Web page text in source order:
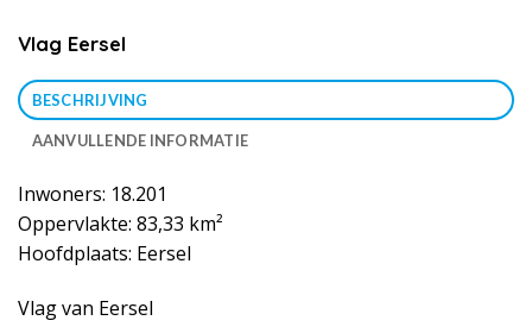
Vlag Eersel
BESCHRIJVING
AANVULLENDE INFORMATIE
Inwoners: 18.201
Oppervlakte: 83,33 km²
Hoofdplaats: Eersel
Vlag van Eersel